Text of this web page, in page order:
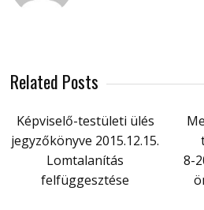
Related Posts
Képviselő-testületi ülés
jegyzőkönyve 2015.12.15.
Lomtalanítás
felfüggesztése
8-